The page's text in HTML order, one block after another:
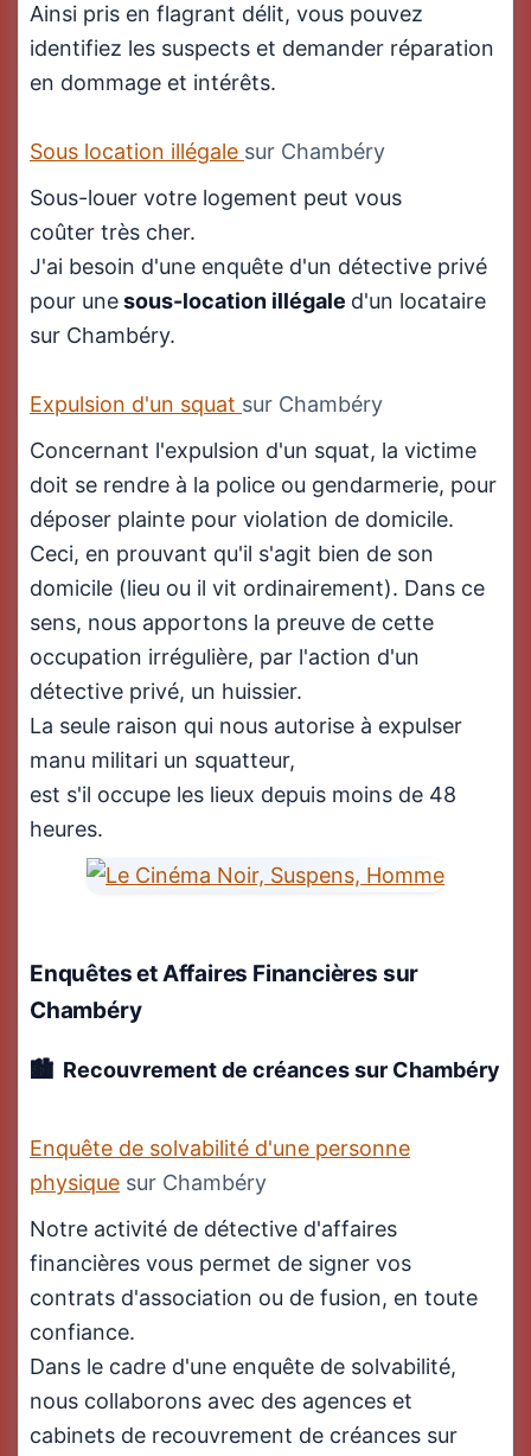
Ainsi pris en flagrant délit, vous pouvez
identifiez les suspects et demander réparation
en dommage et intérêts.
Sous location illégale sur Chambéry
Sous-louer votre logement peut vous
coûter très cher.
J'ai besoin d'une enquête d'un détective privé
pour unesous-location illégale d'un locataire
sur Chambéry.
Expulsion d'un squat sur Chambéry
Concernant l'expulsion d'un squat, la victime
doit se rendre à la police ou gendarmerie, pour
déposer plainte pour violation de domicile.
Ceci, en prouvant qu'il s'agit bien de son
domicile (lieu ou il vit ordinairement). Dans ce
sens, nous apportons la preuve de cette
occupation irrégulière, par l'action d'un
détective privé, un huissier.
La seule raison qui nous autorise à expulser
manu militari un squatteur,
est s'il occupe les lieux depuis moins de 48
heures.
Enquêtes et Affaires Financières sur
Chambéry
Recouvrement de créances sur Chambéry
Enquête de solvabilité d'une personne
physique sur Chambéry
Notre activité de détective d'affaires
financières vous permet de signer vos
contrats d'association ou de fusion, en toute
confiance.
Dans le cadre d'une enquête de solvabilité,
nous collaborons avec des agences et
cabinets de recouvrement de créances sur